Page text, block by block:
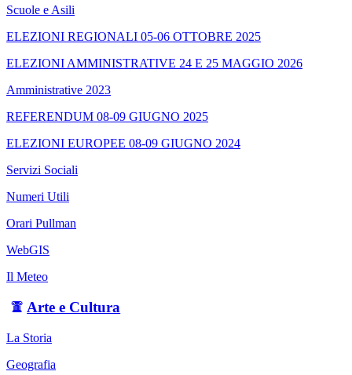
Scuole e Asili
ELEZIONI REGIONALI 05-06 OTTOBRE 2025
ELEZIONI AMMINISTRATIVE 24 E 25 MAGGIO 2026
Amministrative 2023
REFERENDUM 08-09 GIUGNO 2025
ELEZIONI EUROPEE 08-09 GIUGNO 2024
Servizi Sociali
Numeri Utili
Orari Pullman
WebGIS
Il Meteo
Arte e Cultura
La Storia
Geografia